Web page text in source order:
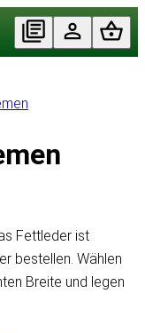
Fettleder ist
bestellen. Wählen
Breite und legen